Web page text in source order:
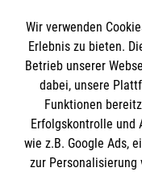
10.12.2026 ,
Ort: 41460 Neuss
Freie Plätze: 20
Kursdetails
Wir verwenden
Erlebnis zu bieten.
Betrieb unserer
dabei, unsere
Funktionen
Erfolgskontrolle und
wie z.B. Google Ads,
zur Personalisierung